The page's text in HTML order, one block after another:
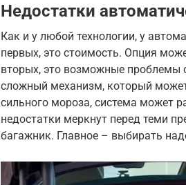
Недостатки
Как и у любой технологии, у
первых, это стоимость. Опция
вторых, это возможные проблемы
сложный механизм, который
сильного мороза, система может
недостатки меркнут перед теми
багажник. Главное – выбирать